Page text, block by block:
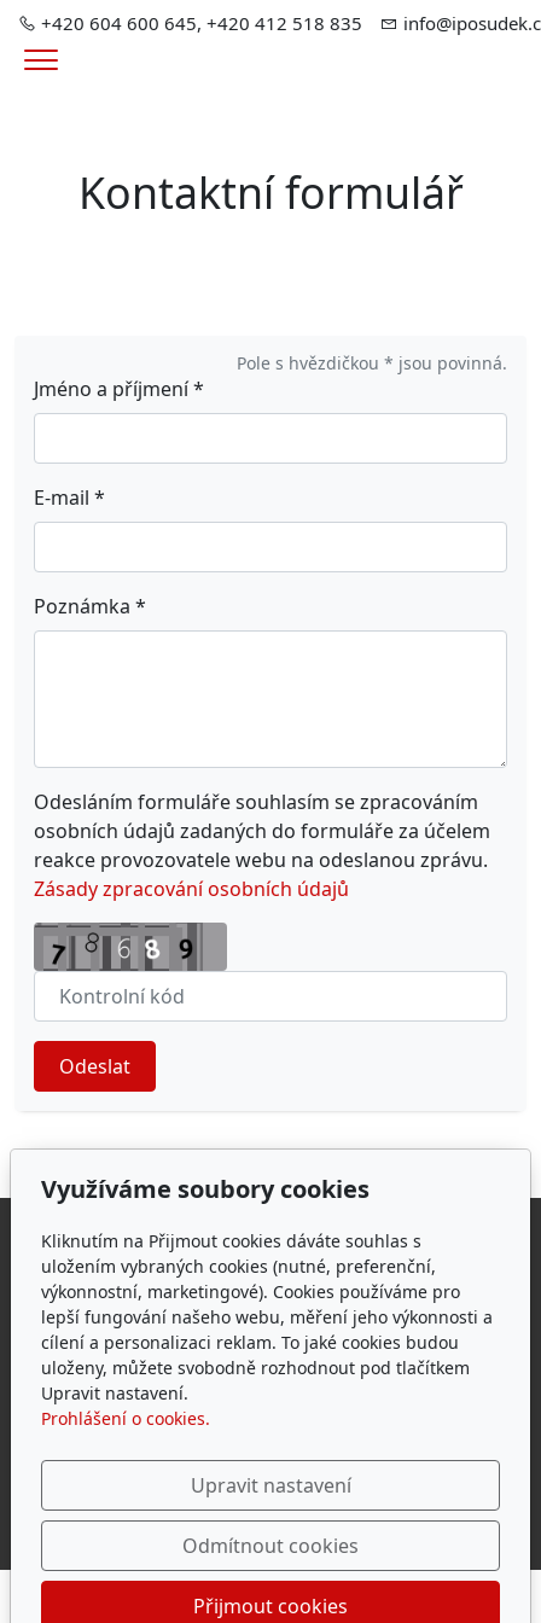
+420 604 600 645, +420 412 518 835
Menu
Kontaktní formulář
Pole s hvězdičkou * jsou povinná.
Jméno a příjmení*
E-mail *
Poznámka *
Odesláním formuláře souhlasím se zpracováním
osobních údajů zadaných do formuláře za účelem
reakce provozovatele webu na odeslanou zprávu.
Zásady zpracování osobních údajů
Odeslat
Adresa
Zámecká 1112/9, 405 02 Děčín
+420 604 600 645, 412 518 835
info@iposudek.cz
Sponzorovali jsme vaše projekty:
© MARTIN SVOBODA | PASPORTIZACE - ODHADY -
Využíváme soubory cookies
Kliknutím na Přijmout cookies dáváte souhlas s
uložením vybraných cookies (nutné, preferenční,
výkonnostní, marketingové). Cookies používáme pro
lepší fungování našeho webu, měření jeho výkonnosti a
cílení a personalizaci reklam. To jaké cookies budou
uloženy, můžete svobodně rozhodnout pod tlačítkem
Upravit nastavení.
Prohlášení o cookies.
Upravit nastavení
Odmítnout cookies
Přijmout cookies